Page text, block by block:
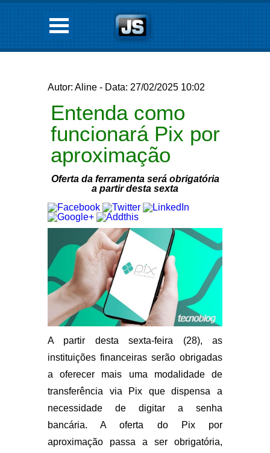
Autor: Aline - Data: 27/02/2025 10:02
Entenda como
funcionará Pix por
aproximação
Oferta da ferramenta será obrigatória
a partir desta sexta
A partir desta sexta-feira (28), as
instituições financeiras serão obrigadas
a oferecer mais uma modalidade de
transferência via Pix que dispensa a
necessidade de digitar a senha
bancária. A oferta do Pix por
aproximação passa a ser obrigatória,